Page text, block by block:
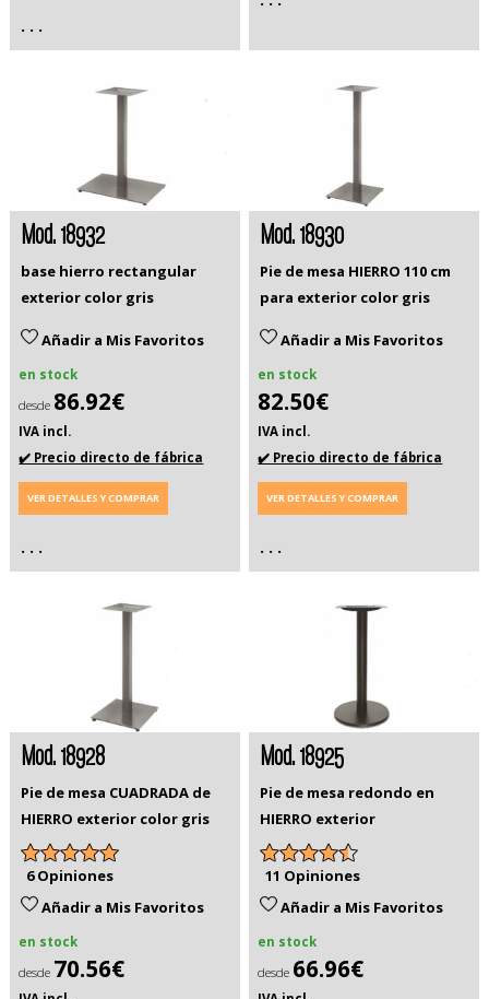
. . .
Mod. 18932
base hierro rectangular
exterior color gris
Añadir a Mis Favoritos
en stock
desde 86.92€
IVA incl.
✔️ Precio directo de fábrica
VER DETALLES Y COMPRAR
. . .
Mod. 18930
Pie de mesa HIERRO 110 cm
para exterior color gris
Añadir a Mis Favoritos
en stock
82.50€
IVA incl.
✔️ Precio directo de fábrica
VER DETALLES Y COMPRAR
. . .
Mod. 18928
Pie de mesa CUADRADA de
HIERRO exterior color gris
6 Opiniones
Añadir a Mis Favoritos
en stock
desde 70.56€
Mod. 18925
Pie de mesa redondo en
HIERRO exterior
11 Opiniones
Añadir a Mis Favoritos
en stock
desde 66.96€